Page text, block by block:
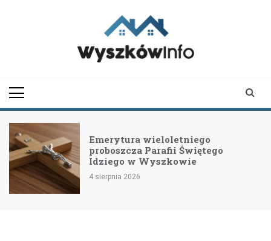
Emerytura wieloletniego
proboszcza Parafii Świętego
Idziego w Wyszkowie
4 sierpnia 2026